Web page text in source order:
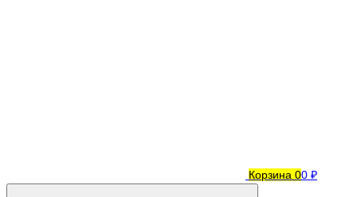
Корзина 00 ₽